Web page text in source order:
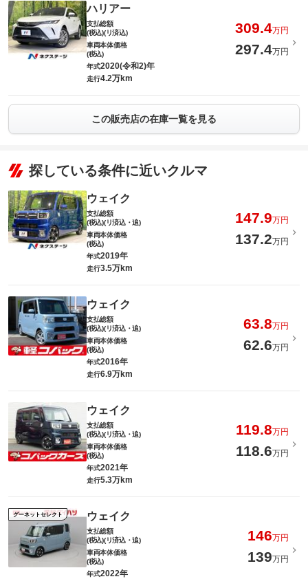
ハリアー
支払総額
(税込)(リ済込)
309.4万円
車両本体価格
(税込)
297.4万円
年式2020(令和2)年
走行4.2万km
この販売店の在庫一覧を見る
探している条件に近いクルマ
ウェイク
支払総額
(税込)(リ済込・追)
147.9万円
車両本体価格
(税込)
137.2万円
年式2019年
走行3.5万km
ウェイク
支払総額
(税込)(リ済込・追)
63.8万円
車両本体価格
(税込)
62.6万円
年式2016年
走行6.9万km
ウェイク
支払総額
(税込)(リ済込・追)
119.8万円
車両本体価格
(税込)
118.6万円
年式2021年
走行5.3万km
グーネットセレクト ウェイク
支払総額
(税込)(リ済込・追)
146万円
車両本体価格
(税込)
139万円
年式2022年